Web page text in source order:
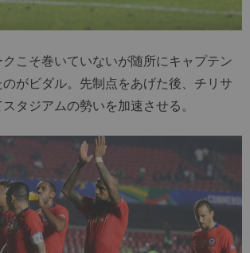
こそ巻いていないが随所にキャプテン
がビダル。先制点をあげた後、チリサ
タジアムの勢いを加速させる。